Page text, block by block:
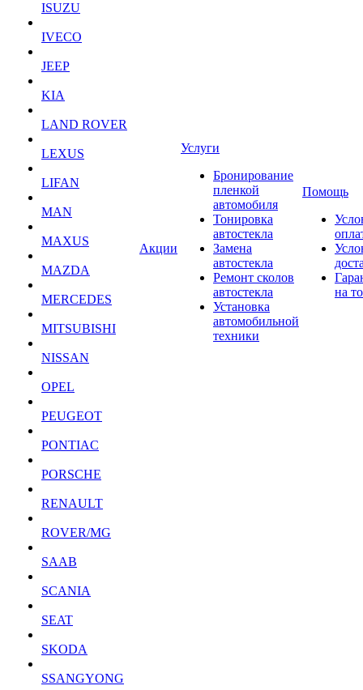
ISUZU
IVECO
JEEP
KIA
LAND ROVER
LEXUS
LIFAN
MAN
MAXUS
MAZDA
MERCEDES
MITSUBISHI
NISSAN
OPEL
PEUGEOT
PONTIAC
PORSCHE
RENAULT
ROVER/MG
SAAB
SCANIA
SEAT
SKODA
SSANGYONG
Акции
Услуги
Бронирование
пленкой
автомобиля
Тонировка
автостекла
Замена
автостекла
Ремонт сколов
автостекла
Установка
автомобильной
техники
Помощь
на